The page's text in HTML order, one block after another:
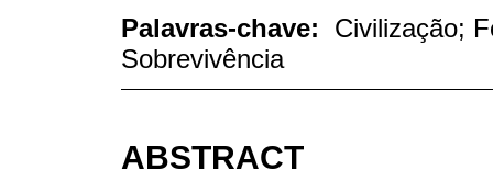
Palavras-chave: Civilização;
Sobrevivência
ABSTRACT